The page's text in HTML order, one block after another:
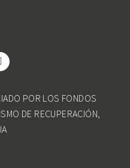
POR LOS FONDOS
DE RECUPERACIÓN,